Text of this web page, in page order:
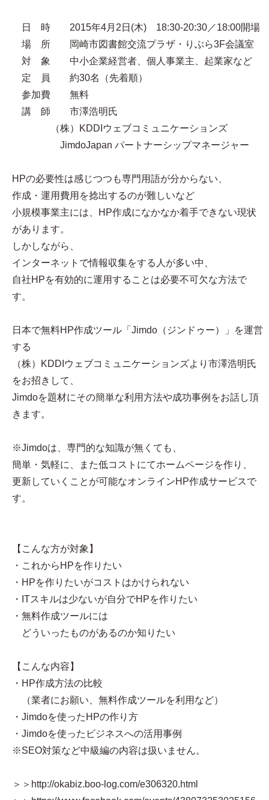
日 時 2015年4月2日(木) 18:30-20:30／18:00開場
場 所 岡崎市図書館交流プラザ・りぶら3F会議室
対 象 中小企業経営者、個人事業主、起業家など
定 員 約30名（先着順）
参加費 無料
講 師 市澤浩明氏
（株）KDDIウェブコミュニケーションズ
JimdoJapan パートナーシップマネージャー
HPの必要性は感じつつも専門用語が分からない、
作成・運用費用を捻出するのが難しいなど
小規模事業主には、HP作成になかなか着手できない現状
があります。
しかしながら、
インターネットで情報収集をする人が多い中、
自社HPを有効的に運用することは必要不可欠な方法で
す。
日本で無料HP作成ツール「Jimdo（ジンドゥー）」を運営
する
（株）KDDIウェブコミュニケーションズより市澤浩明氏
をお招きして、
Jimdoを題材にその簡単な利用方法や成功事例をお話し頂
きます。
※Jimdoは、専門的な知識が無くても、
簡単・気軽に、また低コストにてホームページを作り、
更新していくことが可能なオンラインHP作成サービスで
す。
【こんな方が対象】
・これからHPを作りたい
・HPを作りたいがコストはかけられない
・ITスキルは少ないが自分でHPを作りたい
・無料作成ツールには
どういったものがあるのか知りたい
【こんな内容】
・HP作成方法の比較
（業者にお願い、無料作成ツールを利用など）
・Jimdoを使ったHPの作り方
・Jimdoを使ったビジネスへの活用事例
※SEO対策など中級編の内容は扱いません。
＞＞http://okabiz.boo-log.com/e306320.html